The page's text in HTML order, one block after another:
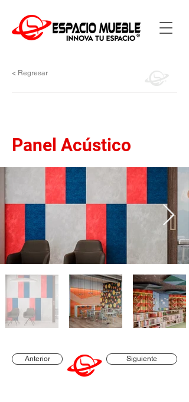
< Regresar
Panel Acústico
Anterior Siguiente